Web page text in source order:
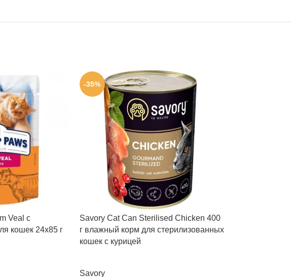
Veal с
кошек 24х85 г
-35%
Savory Cat Can Sterilised Chicken 400
г влажный корм для стерилизованных
кошек с курицей
Savory